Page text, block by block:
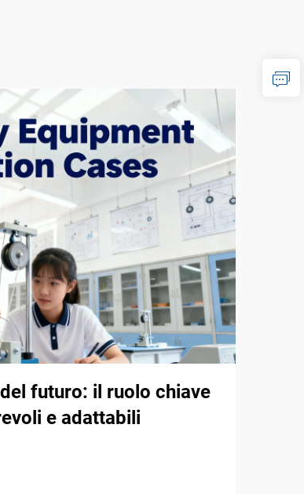
futuro: il ruolo chiave
e adattabili